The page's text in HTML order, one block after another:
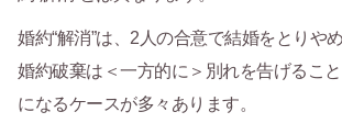
婚約“解消”は、2人の合意で結婚をとりや
婚約破棄は＜一方的に＞別れを告げるこ
になるケースが多々あります。